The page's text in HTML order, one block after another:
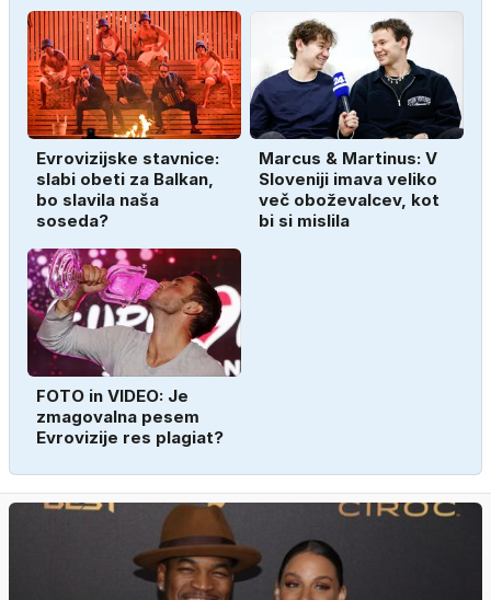
Evrovizijske stavnice:
slabi obeti za Balkan,
bo slavila naša
soseda?
Marcus & Martinus: V
Sloveniji imava veliko
več oboževalcev, kot
bi si mislila
FOTO in VIDEO: Je
zmagovalna pesem
Evrovizije res plagiat?